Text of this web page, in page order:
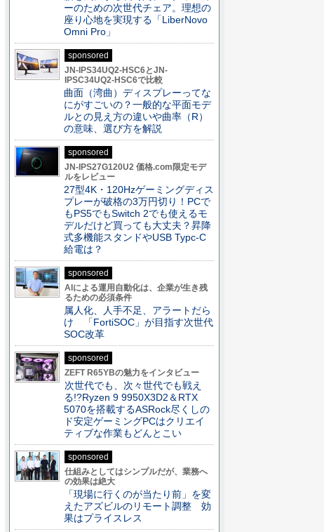
ーのための次世代チェア。理想の
座り心地を実現する「LiberNovo
Omni Pro」
sponsored
JN-IPS34UQ2-HSC6とJN-
IPSC34UQ2-HSC6で比較
曲面（湾曲）ディスプレーってな
にがすごいの？一般的な平面モデ
ルとの見え方の違いや曲率（R）
の意味、選び方を解説
sponsored
JN-IPS27G120U2 価格.com限定モデ
ルをレビュー
27型4K・120Hzゲーミングディス
プレーが破格の3万円切り！PCで
もPS5でもSwitch 2でも使えるモ
デルだけど買っても大丈夫？昇降
式多機能スタンドやUSB Typc-C
給電は？
sponsored
AIによる運用自動化は、企業が生き残
るための必須条件
属人化、人手不足、アラートだら
け 「FortiSOC」が目指す次世代
SOC改革
sponsored
ZEFT R65YBの魅力をインタビュー
次世代でも、次々世代でも戦え
る!?Ryzen 9 9950X3D2＆RTX
5070を搭載するASRock尽くしの
ド安定ゲーミングPCはクリエイ
ティブな作業もどんとこい
sponsored
仕組みとしてはシンプルだが、業務へ
の効果は絶大
「現場に行くのが当たり前」を変
えたアズビルのリモート調整 効
果はプライスレス